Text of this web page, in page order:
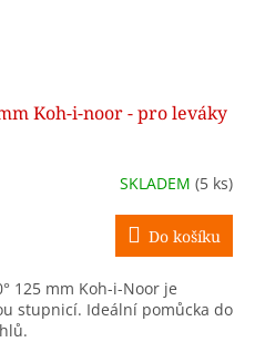
Koh-i-noor - pro leváky
SKLADEM (5 ks)
Do košíku
125 mm Koh-i-Noor je
stupnicí. Ideální pomůcka do